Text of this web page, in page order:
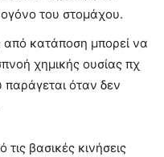
του στομάχου.
από κατάποση μπορεί να
χημικής ουσίας πχ
παράγεται όταν δεν
βασικές κινήσεις